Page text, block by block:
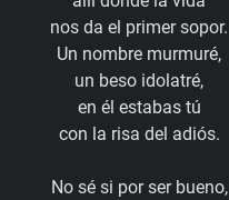
nos da el primer sopor.
Un nombre murmuré,
un beso idolatré,
en él estabas tú
con la risa del adiós.
No sé si por ser bueno,